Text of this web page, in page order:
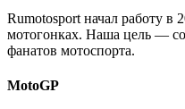
Rumotosport начал работу в
мотогонках. Наша цель —
фанатов мотоспорта.
MotoGP